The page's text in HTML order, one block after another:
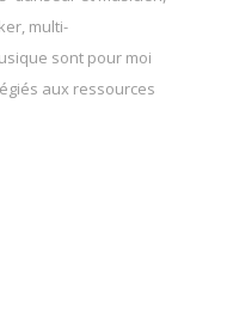
multi-
sont pour moi
aux ressources